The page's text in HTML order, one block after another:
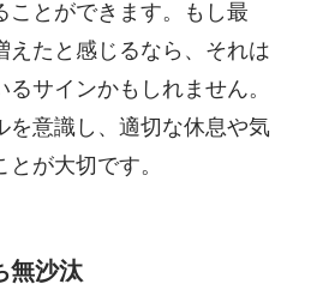
ことができます。もし最
えたと感じるなら、それは
サインかもしれません。
を意識し、適切な休息や気
が大切です。
無沙汰